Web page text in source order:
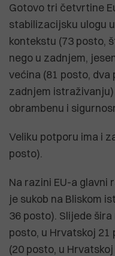
Gotovo tri četvrtine
stabilizacijsku ulogu
kontekstu (73 posto,
nego u zadnjem,
većina (81 posto, dva
zadnjem
obrambenu i
Veliku potporu ima i
posto).
Na razini EU-a
je sukob na Bliskom
36 posto). Slijede
posto, u Hrvatskoj 21
(20 posto, u